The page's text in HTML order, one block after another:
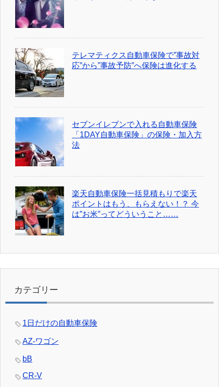
テレマティクス自動車保険で”事故対
応”から”事故予防”へ保険は進化する
セブンイレブンで入れる自動車保険
「1DAY自動車保険」の保険・加入方
法
楽天自動車保険一括見積もりで楽天
ポイントはもう、もらえない！？ 今
は”お米”ってどういうこと……
カテゴリー
1日だけの自動車保険
AZ-ワゴン
bB
CR-V